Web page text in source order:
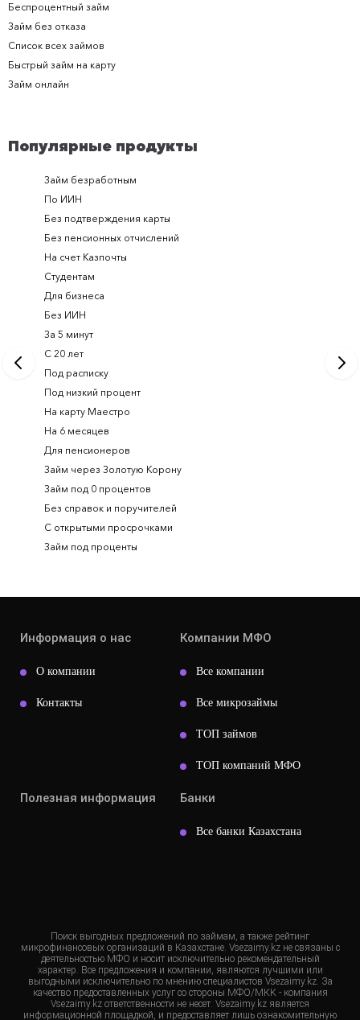
Беспроцентный займ
Займ без отказа
Список всех займов
Быстрый займ на карту
Займ онлайн
Популярные продукты
Займ безработным
По ИИН
Без подтверждения карты
Без пенсионных отчислений
На счет Казпочты
Студентам
Для бизнеса
Без ИИН
За 5 минут
С 20 лет
Под расписку
Под низкий процент
На карту Маестро
На 6 месяцев
Для пенсионеров
Займ через Золотую Корону
Займ под 0 процентов
Без справок и поручителей
С открытыми просрочками
Займ под проценты
Займ на
Займ
Информация о нас
О компании
Контакты
Компании МФО
Все компании
Все микрозаймы
ТОП займов
ТОП компаний МФО
Полезная информация Банки
Все банки Казахстана
Поиск выгодных предложений по займам, а также рейтинг
микрофинансовых организаций в Казахстане. Vsezaimy.kz не связаны с
деятельностью МФО и носит исключительно рекомендательный
характер. Все предложения и компании, являются лучшими или
выгодными исключительно по мнению специалистов Vsezaimy.kz. За
качество предоставленных услуг со стороны МФО/МКК - компания
Vsezaimy.kz ответственности не несет. Vsezaimy.kz является
информационной площадкой, и предоставляет лишь ознакомительную